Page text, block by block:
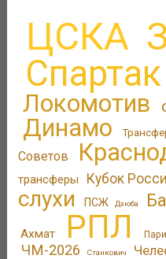
ЦСКА
Спартак
Локомотив
Динамо
Советов
трансферы
Кубок
слухи
ПСЖ Дзюба
Ахмат РПЛ
ЧМ-2026 Станкович